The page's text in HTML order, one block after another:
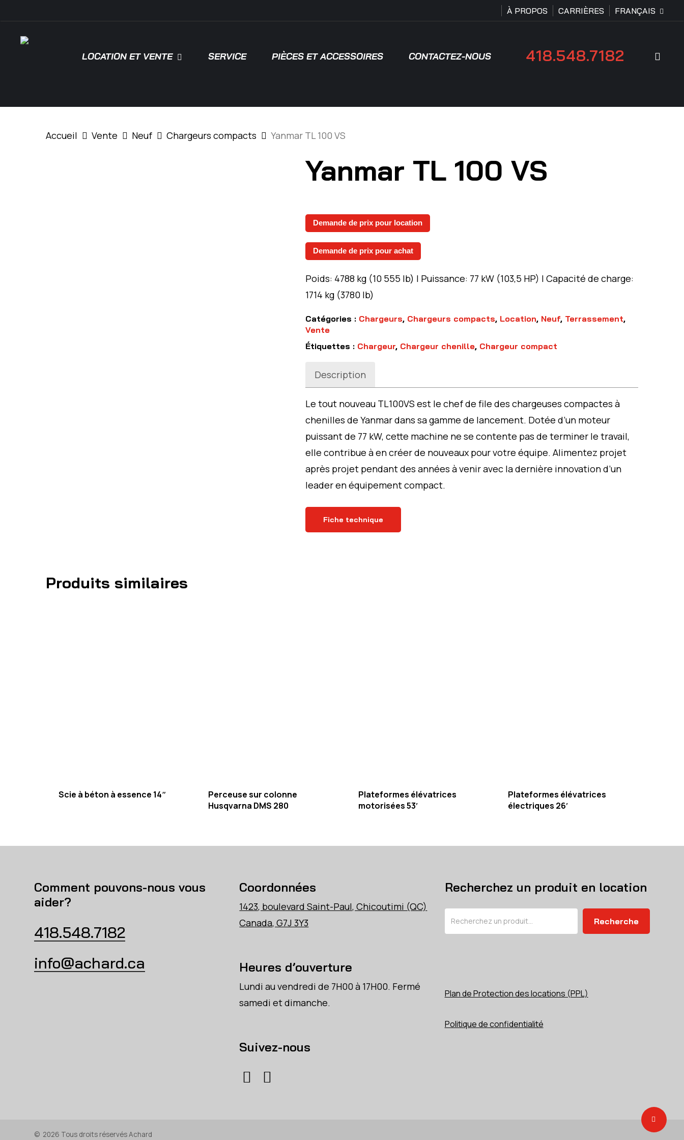
to
main
À PROPOS CARRIÈRES FRANÇAIS
LOCATION ET VENTE SERVICE PIÈCES ET ACCESSOIRES CONTACTEZ-NOUS 418.548.7182
Accueil Vente Neuf Chargeurs compacts Yanmar TL 100 VS
Yanmar TL 100 VS
Demande de prix pour location
Demande de prix pour achat
Poids: 4788 kg (10 555 lb) | Puissance: 77 kW (103,5 HP) | Capacité de charge:
1714 kg (3780 lb)
Catégories : Chargeurs, Chargeurs compacts, Location, Neuf, Terrassement,
Vente
Étiquettes : Chargeur, Chargeur chenille, Chargeur compact
Description
Le tout nouveau TL100VS est le chef de file des chargeuses compactes à
chenilles de Yanmar dans sa gamme de lancement. Dotée d’un moteur
puissant de 77 kW, cette machine ne se contente pas de terminer le travail,
elle contribue à en créer de nouveaux pour votre équipe. Alimentez projet
après projet pendant des années à venir avec la dernière innovation d’un
leader en équipement compact.
Fiche technique
Produits similaires
Scie à béton à essence 14″
Perceuse sur colonne
Husqvarna DMS 280
Plateformes élévatrices
motorisées 53′
Plateformes élévatrices
électriques 26′
Comment pouvons-nous vous
aider?
418.548.7182
info@achard.ca
Coordonnées
1423, boulevard Saint-Paul, Chicoutimi (QC)
Canada, G7J 3Y3
Heures d’ouverture
Lundi au vendredi de 7H00 à 17H00. Fermé
samedi et dimanche.
Suivez-nous
Recherchez un produit en location
Recherche
Plan de Protection des locations (PPL)
Politique de confidentialité
© 2026 Tous droits réservés Achard
Share